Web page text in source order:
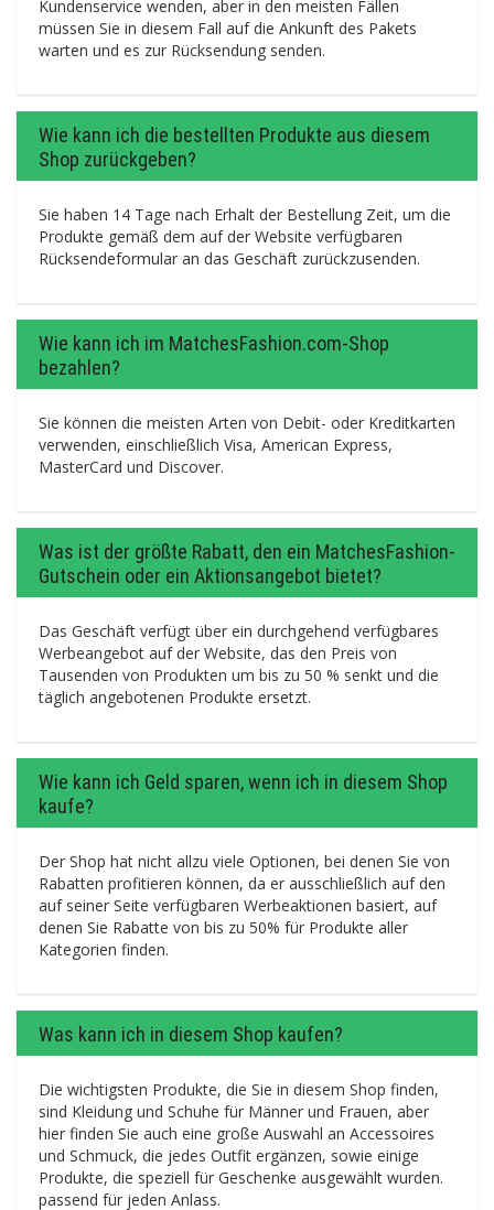
Kundenservice wenden, aber in den meisten Fällen
müssen Sie in diesem Fall auf die Ankunft des Pakets
warten und es zur Rücksendung senden.
Wie kann ich die bestellten Produkte aus diesem
Shop zurückgeben?
Sie haben 14 Tage nach Erhalt der Bestellung Zeit, um die
Produkte gemäß dem auf der Website verfügbaren
Rücksendeformular an das Geschäft zurückzusenden.
Wie kann ich im MatchesFashion.com-Shop
bezahlen?
Sie können die meisten Arten von Debit- oder Kreditkarten
verwenden, einschließlich Visa, American Express,
MasterCard und Discover.
Was ist der größte Rabatt, den ein MatchesFashion-
Gutschein oder ein Aktionsangebot bietet?
Das Geschäft verfügt über ein durchgehend verfügbares
Werbeangebot auf der Website, das den Preis von
Tausenden von Produkten um bis zu 50 % senkt und die
täglich angebotenen Produkte ersetzt.
Wie kann ich Geld sparen, wenn ich in diesem Shop
kaufe?
Der Shop hat nicht allzu viele Optionen, bei denen Sie von
Rabatten profitieren können, da er ausschließlich auf den
auf seiner Seite verfügbaren Werbeaktionen basiert, auf
denen Sie Rabatte von bis zu 50% für Produkte aller
Kategorien finden.
Was kann ich in diesem Shop kaufen?
Die wichtigsten Produkte, die Sie in diesem Shop finden,
sind Kleidung und Schuhe für Männer und Frauen, aber
hier finden Sie auch eine große Auswahl an Accessoires
und Schmuck, die jedes Outfit ergänzen, sowie einige
Produkte, die speziell für Geschenke ausgewählt wurden.
passend für jeden Anlass.